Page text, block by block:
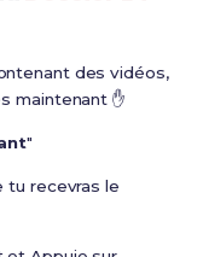
des vidéos,
maintenant ✋
"
tu recevras le